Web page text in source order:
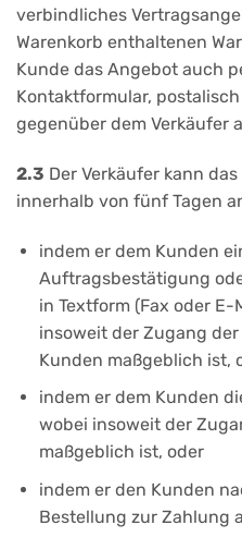
verbindliches
Warenkorb enthaltenen
Kunde das Angebot auch
Kontaktformular,
gegenüber dem Verkäufer
2.3 Der Verkäufer kann
innerhalb von fünf Tagen
indem er dem Kunden
Auftragsbestätigung
in Textform (Fax oder
insoweit der Zugang
Kunden maßgeblich ist,
indem er dem Kunden
wobei insoweit der
maßgeblich ist, oder
indem er den Kunden
Bestellung zur Zahlung